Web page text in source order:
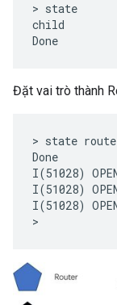
> state
child
Đặt vai trò thành
> state
Done
I(51028)
I(51028)
I(51028)